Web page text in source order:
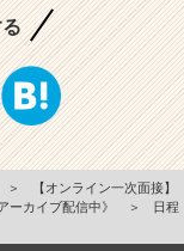
＞
【オンライン一次面接】
ーカイブ配信中》
＞
日程